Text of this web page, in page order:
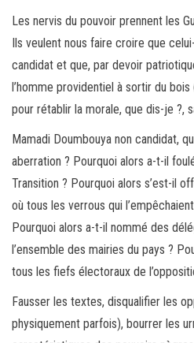
Les nervis du pouvoir prennent les
Ils veulent nous faire croire que
candidat et que, par devoir
l’homme providentiel à sortir du
pour rétablir la morale, que dis-je ?,
Mamadi Doumbouya non candidat,
aberration ? Pourquoi alors a-t-il
Transition ? Pourquoi alors s’est-il
où tous les verrous qui
Pourquoi alors a-t-il nommé des
l’ensemble des mairies du pays ?
tous les fiefs électoraux de
Fausser les textes, disqualifier les
physiquement parfois), bourrer les